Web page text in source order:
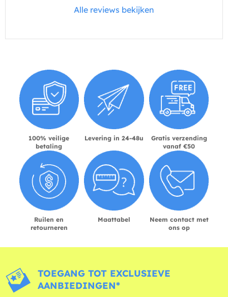
Alle reviews bekijken
100% veilige
betaling
Levering in 24-48u
Gratis verzending
vanaf €50
Ruilen en
retourneren
Maattabel
Neem contact met
ons op
TOEGANG TOT EXCLUSIEVE
AANBIEDINGEN*